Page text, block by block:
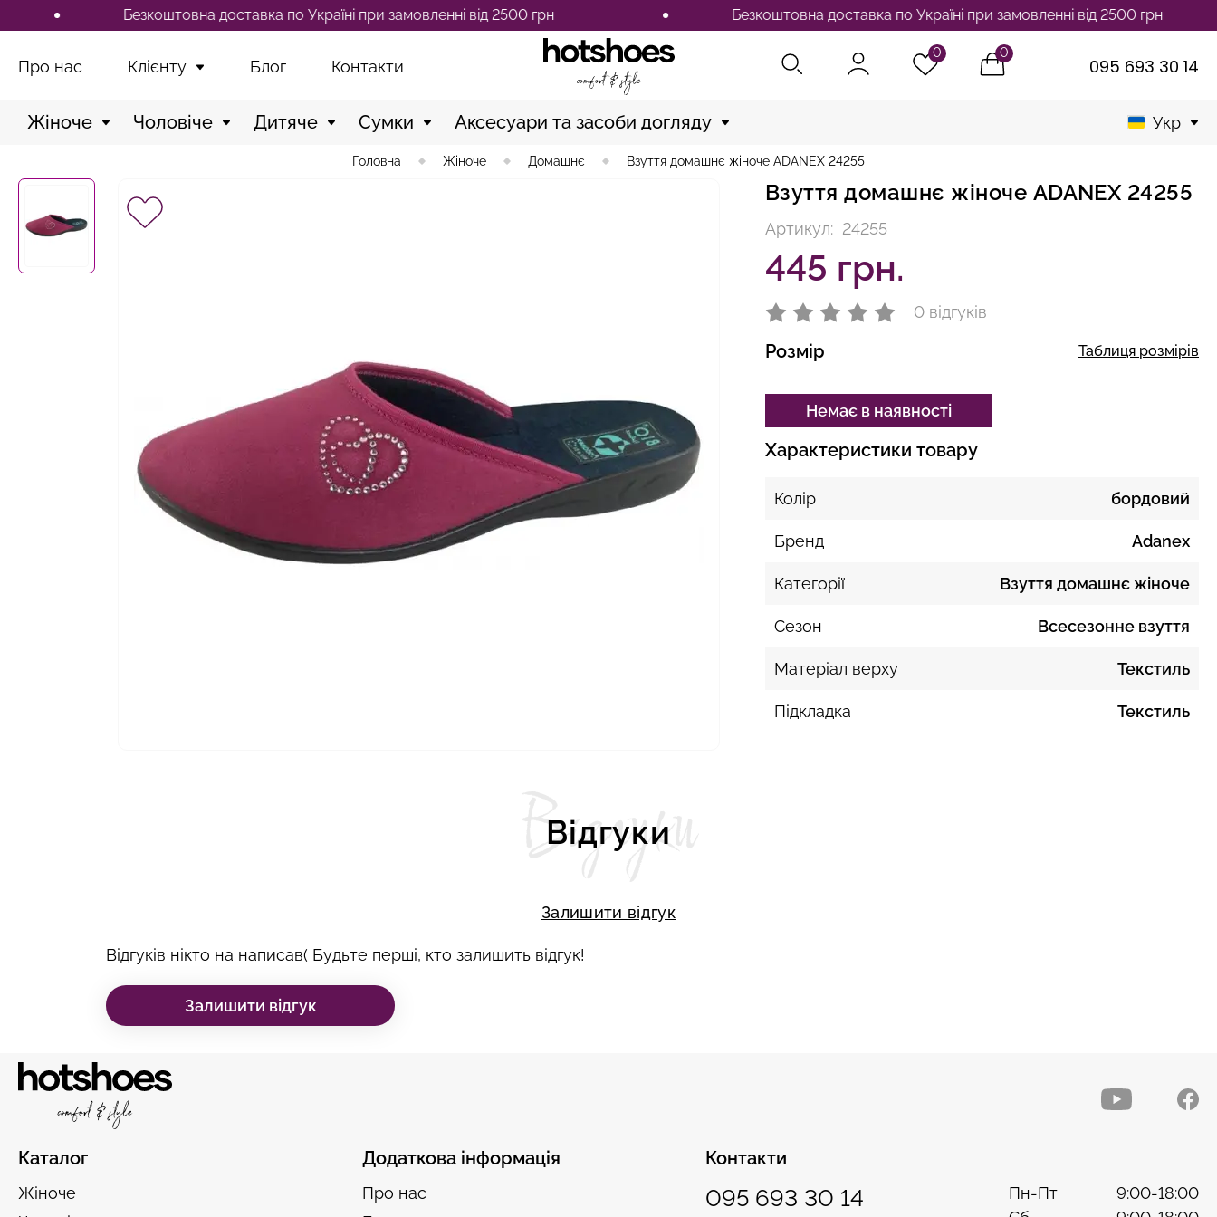
Безкоштовна доставка по Україні при замовленні від 2500 грн Безкоштовна доставка по Україні при замовленні від 2500 грн
Про нас Клієнту Блог Контакти
0 0
095 693 30 14
Жіноче Чоловіче Дитяче Сумки Аксесуари та засоби догляду Укр
Головна Жіноче Домашнє Взуття домашнє жіноче ADANEX 24255
Взуття домашнє жіноче ADANEX 24255
Артикул: 24255
445 грн.
0 відгуків
Розмір Таблиця розмірів
Немає в наявності
Характеристики товару
Колір бордовий
Бренд Adanex
Категорії Взуття домашнє жіноче
Сезон Всесезонне взуття
Матеріал верху Текстиль
Підкладка Текстиль
Відгуки
Відгуки
Залишити відгук
Відгуків нікто на написав( Будьте перші, кто залишить відгук!
Залишити відгук
Каталог
Жіноче
Додаткова інформація
Про нас
Контакти
095 693 30 14 Пн-Пт
9:00-18:00